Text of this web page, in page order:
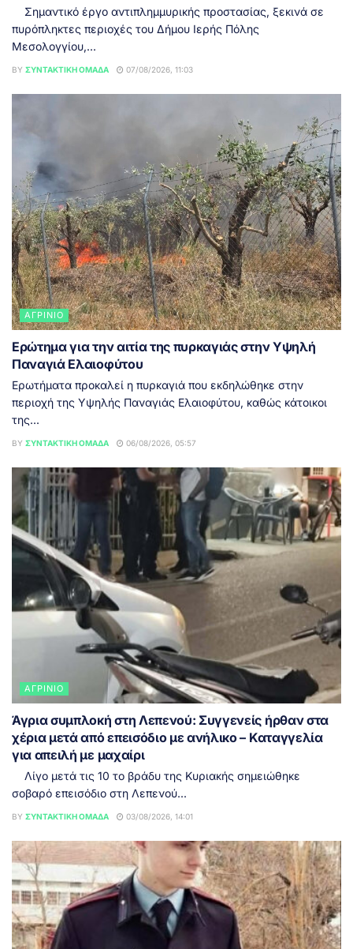
Σημαντικό έργο αντιπλημμυρικής προστασίας, ξεκινά σε
πυρόπληκτες περιοχές του Δήμου Ιερής Πόλης
Μεσολογγίου,...
BY ΣΥΝΤΑΚΤΙΚΉ ΟΜΆΔΑ 07/08/2026, 11:03
ΑΓΡΊΝΙΟ
Ερώτημα για την αιτία της πυρκαγιάς στην Υψηλή
Παναγιά Ελαιοφύτου
Ερωτήματα προκαλεί η πυρκαγιά που εκδηλώθηκε στην
περιοχή της Υψηλής Παναγιάς Ελαιοφύτου, καθώς κάτοικοι
της...
BY ΣΥΝΤΑΚΤΙΚΉ ΟΜΆΔΑ 06/08/2026, 05:57
ΑΓΡΊΝΙΟ
Άγρια συμπλοκή στη Λεπενού: Συγγενείς ήρθαν στα
χέρια μετά από επεισόδιο με ανήλικο – Καταγγελία
για απειλή με μαχαίρι
Λίγο μετά τις 10 το βράδυ της Κυριακής σημειώθηκε
σοβαρό επεισόδιο στη Λεπενού...
BY ΣΥΝΤΑΚΤΙΚΉ ΟΜΆΔΑ 03/08/2026, 14:01